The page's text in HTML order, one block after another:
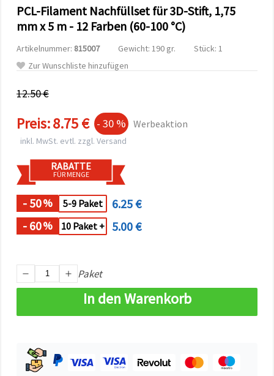
Unterstützung
Partner für
und
Sie können
Cookies
oder Ihre
individuell
festlegen.
können Sie
jederzeit
ändern
Cookie-
Einstellungen
PCL-Filament Nachfüllset für 3D-Stift, 1,75
mm x 5 m - 12 Farben (60-100 °C)
Artikelnummer: 815007 Gewicht: 190 gr.
Stück: 1
Zur Wunschliste hinzufügen
12.50 €
Preis:8.75 € - 30 % Werbeaktion
inkl. MwSt. evtl. zzgl. Versand
RABATTE
FÜR MENGE
- 50% 5-9 Paket
6.25 €
- 60% 10 Paket + 5.00 €
Paket
In den Warenkorb